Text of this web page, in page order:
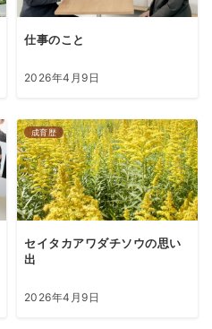
仕事のこと
2026年4月9日
成育歴
セイタカアワダチソウの思い
出
2026年4月9日